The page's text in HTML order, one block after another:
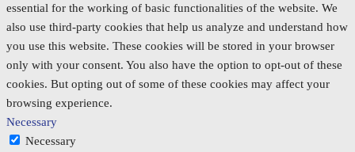
essential for the working of basic functionalities of the website. We
also use third-party cookies that help us analyze and understand how
you use this website. These cookies will be stored in your browser
only with your consent. You also have the option to opt-out of these
cookies. But opting out of some of these cookies may affect your
browsing experience.
Necessary
Necessary